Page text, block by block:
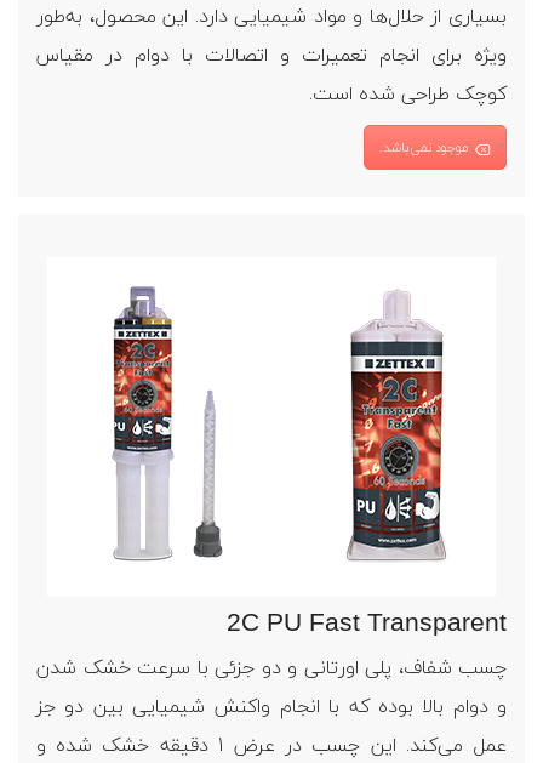
بسیاری از حلال‌ها و مواد شیمیایی دارد. این محصول، به‌طور
ویژه برای انجام تعمیرات و اتصالات با دوام در مقیاس
کوچک طراحی شده است.
موجود نمی‌باشد.
2C PU Fast Transparent
چسب شفاف، پلی اورتانی و دو جزئی با سرعت خشک شدن
و دوام بالا بوده که با انجام واکنش شیمیایی بین دو جز
عمل می‌کند. این چسب در عرض 1 دقیقه خشک شده و